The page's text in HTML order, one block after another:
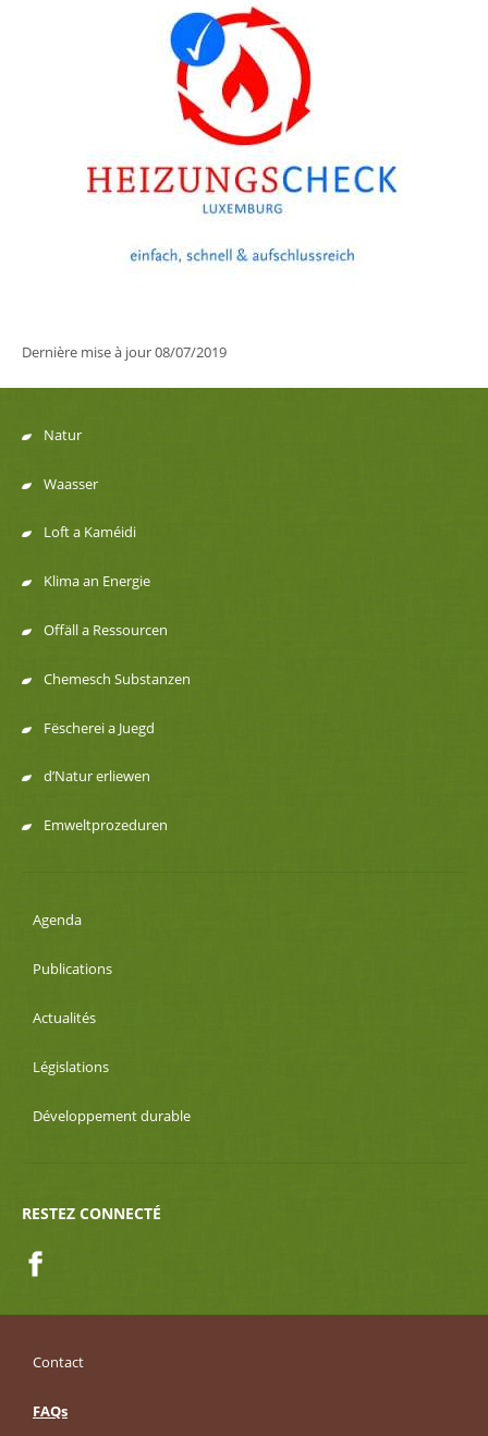
Dernière mise à jour08/07/2019
Menu
de
navigation
Natur
Waasser
Loft a Kaméidi
Klima an Energie
Offäll a Ressourcen
Chemesch Substanzen
Fëscherei a Juegd
d’Natur erliewen
Emweltprozeduren
Agenda
Publications
Actualités
Législations
Développement durable
RESTEZ CONNECTÉ
Contact
FAQs